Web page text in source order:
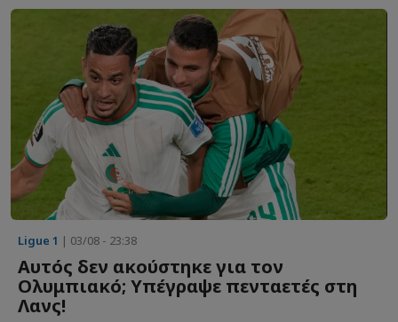
Ligue 1 | 03/08 - 23:38
Αυτός δεν ακούστηκε για τον
Ολυμπιακό; Υπέγραψε πενταετές στη
Λανς!